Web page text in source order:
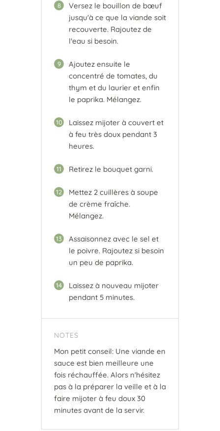
8
Versez le bouillon de bœuf
jusqu'à ce que la viande soit
recouverte. Rajoutez de
l'eau si besoin.
9
Ajoutez ensuite le
concentré de tomates, du
thym et du laurier et enfin
le paprika. Mélangez.
10
Laissez mijoter à couvert et
à feu très doux pendant 3
heures.
11 Retirez le bouquet garni.
12
Mettez 2 cuillères à soupe
de crème fraîche.
Mélangez.
13
Assaisonnez avec le sel et
le poivre. Rajoutez si besoin
un peu de paprika.
14
Laissez à nouveau mijoter
pendant 5 minutes.
NOTES
Mon petit conseil: Une viande en
sauce est bien meilleure une
fois réchauffée. Alors n'hésitez
pas à la préparer la veille et à la
faire mijoter à feu doux 30
minutes avant de la servir.